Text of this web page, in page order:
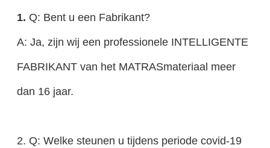
1. Q: Bent u een Fabrikant?
A: Ja, zijn wij een professionele INTELLIGENTE
FABRIKANT van het MATRASmateriaal meer
dan 16 jaar.
2. Q: Welke steunen u tijdens periode covid-19